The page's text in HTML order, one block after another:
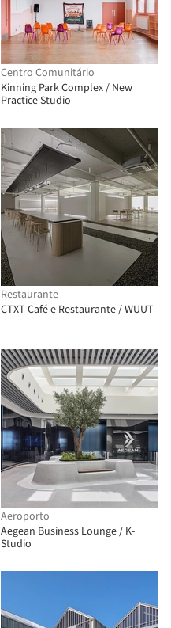
Centro Comunitário
Kinning Park Complex / New
Practice Studio
Restaurante
CTXT Café e Restaurante / WUUT
Aeroporto
Aegean Business Lounge / K-
Studio